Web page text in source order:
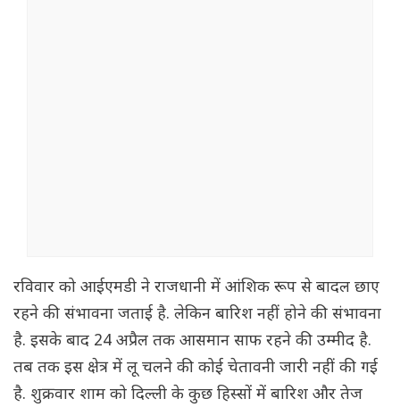
रविवार को आईएमडी ने राजधानी में आंशिक रूप से बादल छाए
रहने की संभावना जताई है. लेकिन बारिश नहीं होने की संभावना
है. इसके बाद 24 अप्रैल तक आसमान साफ ​​रहने की उम्मीद है.
तब तक इस क्षेत्र में लू चलने की कोई चेतावनी जारी नहीं की गई
है. शुक्रवार शाम को दिल्ली के कुछ हिस्सों में बारिश और तेज